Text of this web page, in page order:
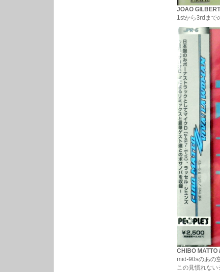
JOAO
1stから3rdまで
CHIBO
mid-90sのあの
この見慣れな